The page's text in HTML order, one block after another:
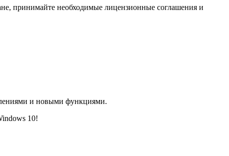
принимайте необходимые лицензионные соглашения и
и новыми функциями.
10!